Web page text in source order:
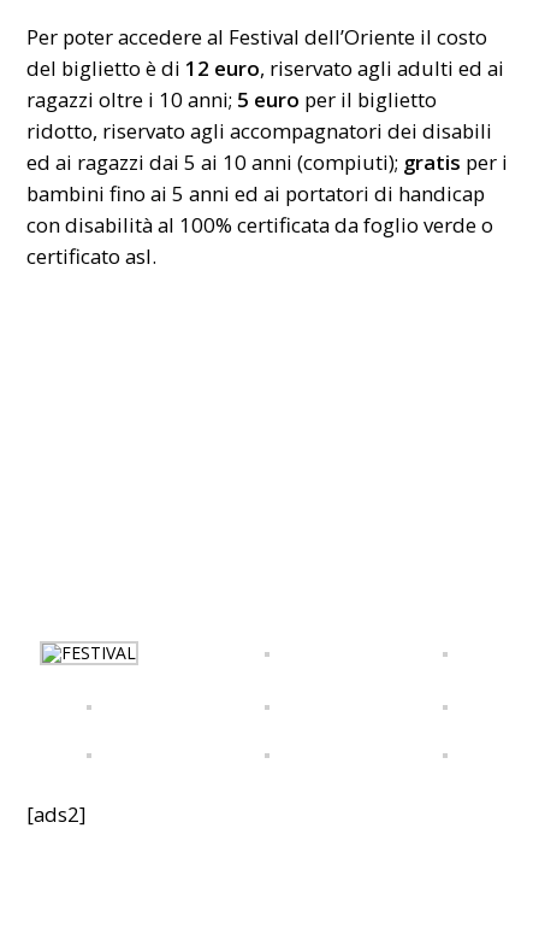
Per poter accedere al Festival dell’Oriente il costo
del biglietto è di 12 euro, riservato agli adulti ed ai
ragazzi oltre i 10 anni; 5 euro per il biglietto
ridotto, riservato agli accompagnatori dei disabili
ed ai ragazzi dai 5 ai 10 anni (compiuti); gratis per i
bambini fino ai 5 anni ed ai portatori di handicap
con disabilità al 100% certificata da foglio verde o
certificatoasl.
[ads2]